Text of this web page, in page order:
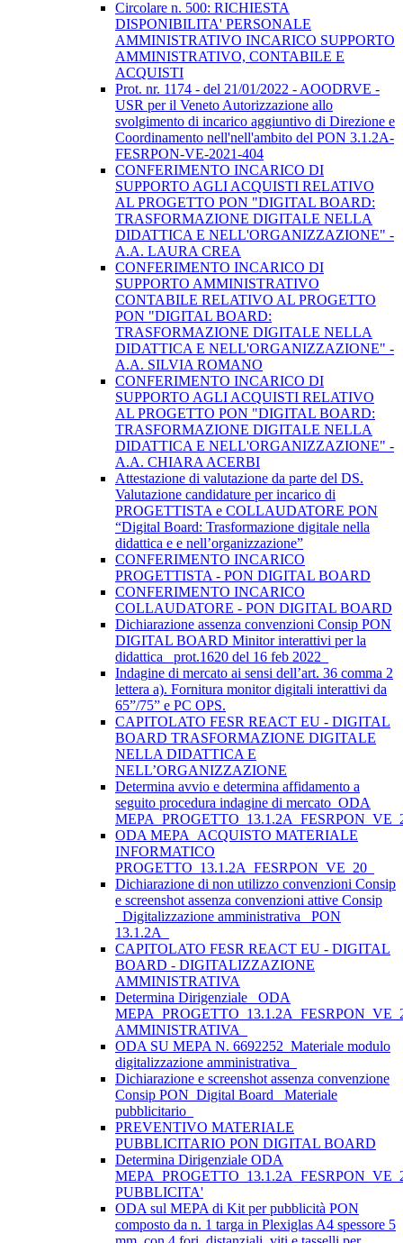
Circolare n. 500: RICHIESTA
DISPONIBILITA' PERSONALE
AMMINISTRATIVO INCARICO SUPPORTO
AMMINISTRATIVO, CONTABILE E
ACQUISTI
Prot. nr. 1174 - del 21/01/2022 - AOODRVE -
USR per il Veneto Autorizzazione allo
svolgimento di incarico aggiuntivo di Direzione e
Coordinamento nell'nell'ambito del PON 3.1.2A-
FESRPON-VE-2021-404
CONFERIMENTO INCARICO DI
SUPPORTO AGLI ACQUISTI RELATIVO
AL PROGETTO PON "DIGITAL BOARD:
TRASFORMAZIONE DIGITALE NELLA
DIDATTICA E NELL'ORGANIZZAZIONE" -
A.A. LAURA CREA
CONFERIMENTO INCARICO DI
SUPPORTO AMMINISTRATIVO
CONTABILE RELATIVO AL PROGETTO
PON "DIGITAL BOARD:
TRASFORMAZIONE DIGITALE NELLA
DIDATTICA E NELL'ORGANIZZAZIONE" -
A.A. SILVIA ROMANO
CONFERIMENTO INCARICO DI
SUPPORTO AGLI ACQUISTI RELATIVO
AL PROGETTO PON "DIGITAL BOARD:
TRASFORMAZIONE DIGITALE NELLA
DIDATTICA E NELL'ORGANIZZAZIONE" -
A.A. CHIARA ACERBI
Attestazione di valutazione da parte del DS.
Valutazione candidature per incarico di
PROGETTISTA e COLLAUDATORE PON
“Digital Board: Trasformazione digitale nella
didattica e e nell’organizzazione”
CONFERIMENTO INCARICO
PROGETTISTA - PON DIGITAL BOARD
CONFERIMENTO INCARICO
COLLAUDATORE - PON DIGITAL BOARD
Dichiarazione assenza convenzioni Consip PON
DIGITAL BOARD Minitor interattivi per la
didattica_ prot.1620 del 16 feb 2022_
Indagine di mercato ai sensi dell’art. 36 comma 2
lettera a). Fornitura monitor digitali interattivi da
65”/75” e PC OPS.
CAPITOLATO FESR REACT EU - DIGITAL
BOARD TRASFORMAZIONE DIGITALE
NELLA DIDATTICA E
NELL’ORGANIZZAZIONE
Determina avvio e determina affidamento a
seguito procedura indagine di mercato_ODA
ODA MEPA_ACQUISTO MATERIALE
INFORMATICO
PROGETTO_13.1.2A_FESRPON_VE_20_
Dichiarazione di non utilizzo convenzioni Consip
e screenshot assenza convenzioni attive Consip
_Digitalizzazione amministrativa_ PON
13.1.2A_
CAPITOLATO FESR REACT EU - DIGITAL
BOARD - DIGITALIZZAZIONE
AMMINISTRATIVA
Determina Dirigenziale _ODA
AMMINISTRATIVA_
ODA SU MEPA N. 6692252_Materiale modulo
digitalizzazione amministrativa_
Dichiarazione e screenshot assenza convenzione
Consip PON_Digital Board_ Materiale
pubblicitario_
PREVENTIVO MATERIALE
PUBBLICITARIO PON DIGITAL BOARD
Determina Dirigenziale ODA
PUBBLICITA'
ODA sul MEPA di Kit per pubblicità PON
composto da n. 1 targa in Plexiglas A4 spessore 5